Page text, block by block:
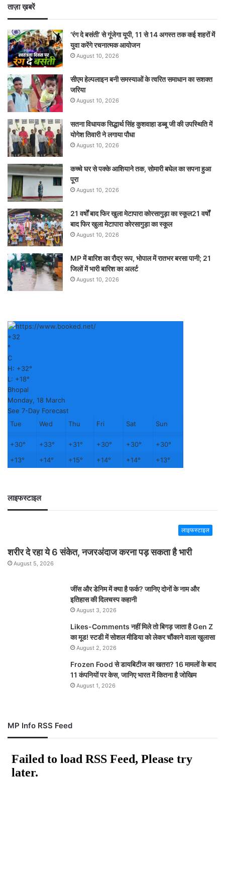
ताज़ा ख़बरें
‘रंग दे बसंती’ से गूंजेगा यूपी, 11 से 14 अगस्त तक कई शहरों में
युवा करेंगे रचनात्मक आयोजन
August 10, 2026
सीएम हेल्पलाइन बनी समस्याओं के त्वरित समाधान का सशक्त
जरिया
August 10, 2026
सतना विधायक सिद्धार्थ सिंह कुशवाहा डब्बू जी की उपस्थिति में
योगेश तिवारी ने लगाया पौधा
August 10, 2026
कच्चे घर से पक्के आशियाने तक, सोमारी बघेल का सपना हुआ
पूरा
August 10, 2026
21 वर्षों बाद फिर खुला मेटापारा कोरसागुड़ा का स्कूल21 वर्षों
बाद फिर खुला मेटापारा कोरसागुड़ा का स्कूल
August 10, 2026
MP में बारिश का रौद्र रूप, भोपाल में रातभर बरसा पानी; 21
जिलों में भारी बारिश का अलर्ट
August 10, 2026
+32
°
C
H: +32°
L: +18°
Bhopal
Monday, 18 March
See 7-Day Forecast
Tue
Wed Thu Fri Sat Sun
+30° +33° +31° +30° +30° +30°
+13° +14° +15° +14° +14° +13°
लाइफस्टाइल
लाइफस्टाइल
शरीर दे रहा ये 6 संकेत, नजरअंदाज करना पड़ सकता है भारी
August 5, 2026
जींस और डेनिम में क्या है फर्क? जानिए दोनों के नाम और
इतिहास की दिलचस्प कहानी
August 3, 2026
Likes-Comments नहीं मिले तो बिगड़ जाता है Gen Z
का मूड! स्टडी में सोशल मीडिया को लेकर चौंकाने वाला खुलासा
August 2, 2026
Frozen Food से डायबिटीज का खतरा? 16 मामलों के बाद
11 कंपनियों पर केस, जानिए भारत में कितना है जोखिम
August 1, 2026
MP Info RSS Feed